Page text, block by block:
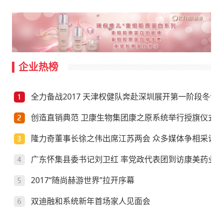
企业热榜
全力备战2017 天津权健队奔赴深圳展开第一阶段冬训
创造直销典范 卫康生物集团康之原系统举行授旗仪式
隆力奇董事长徐之伟出席江苏两会 众多媒体争相采访
广东怀集县委书记刘卫红 率党政代表团到访康美药业
2017“随尚赫游世界”拉开序幕
双迪融和系统新年首场家人见面会